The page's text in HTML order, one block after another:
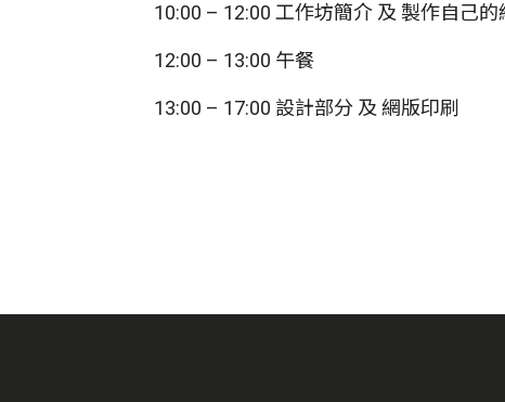
10:00 – 12:00 工作坊簡介 及 製作自己的
12:00 – 13:00 午餐
13:00 – 17:00 設計部分 及 網版印刷